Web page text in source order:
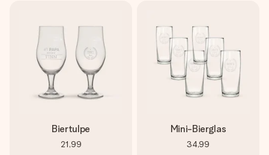
Biertulpe
21,99
Mini-Bierglas
34,99